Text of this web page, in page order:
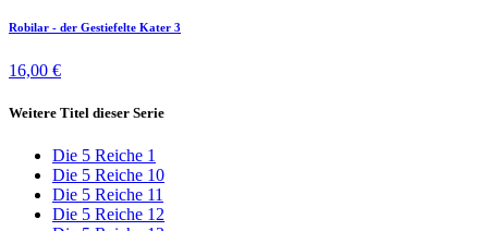
Robilar - der Gestiefelte Kater 3
16,00 €
Weitere Titel dieser Serie
Die 5 Reiche 1
Die 5 Reiche 10
Die 5 Reiche 11
Die 5 Reiche 12